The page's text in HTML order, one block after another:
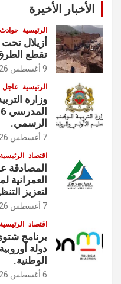
الأخبار الأخيرة
الرئيسية حوادث
أزيلال
تقطع
9 أغسطس 2026
الرئيسية عاجل
وزارة
الرسمي.
7 أغسطس 2026
اقتصاد الرئيسية
المصادقة
العمرانية
لتعزيز
7 أغسطس 2026
اقتصاد الرئيسية
دولة
الوطنية.
6 أغسطس 2026